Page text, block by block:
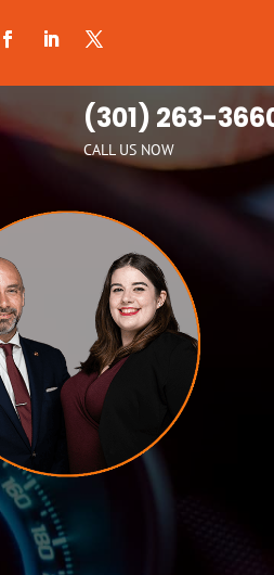
(301) 263-
CALL US NOW